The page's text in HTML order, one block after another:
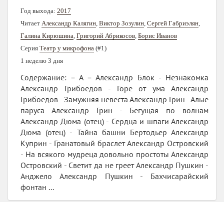
Год выхода: 2017
Читает Александр Калягин Виктор Зозулин Сергей Габриэлян
Галина Кирюшина Григорий Абрикосов Борис Иванов
Серия Театр у микрофона (#1)
1 неделю 3 дня
Содержание: = А = Александр Блок - Незнакомка
Александр Грибоедов - Горе от ума Александр
Грибоедов - Замужняя невеста Александр Грин - Алые
паруса Александр Грин - Бегущая по волнам
Александр Дюма (отец) - Сердца и шпаги Александр
Дюма (отец) - Тайна башни Бертодьер Александр
Куприн - Гранатовый браслет Александр Островский
- На всякого мудреца довольно простоты Александр
Островский - Светит да не греет Александр Пушкин -
Анджело Александр Пушкин - Бахчисарайский
фонтан ...